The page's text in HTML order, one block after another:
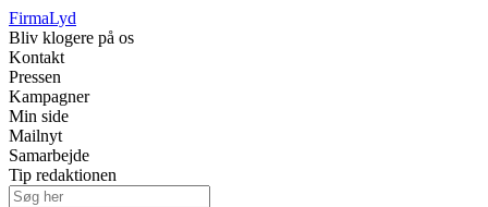
FirmaLyd
Bliv klogere på os
Kontakt
Pressen
Kampagner
Min side
Mailnyt
Samarbejde
Tip redaktionen